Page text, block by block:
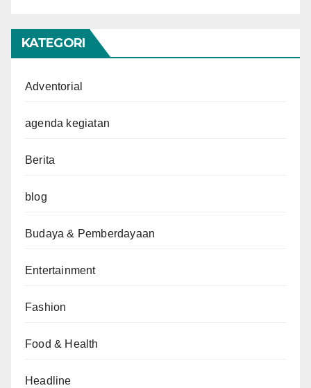
KATEGORI
Adventorial
agenda kegiatan
Berita
blog
Budaya & Pemberdayaan
Entertainment
Fashion
Food & Health
Headline